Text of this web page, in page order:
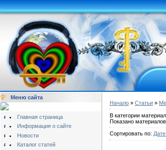
Меню сайта
Главная страница
Информация о сайте
Новости
Каталог статей
Начало » Статьи »
В категории
Показано
Сортировать по: Дате